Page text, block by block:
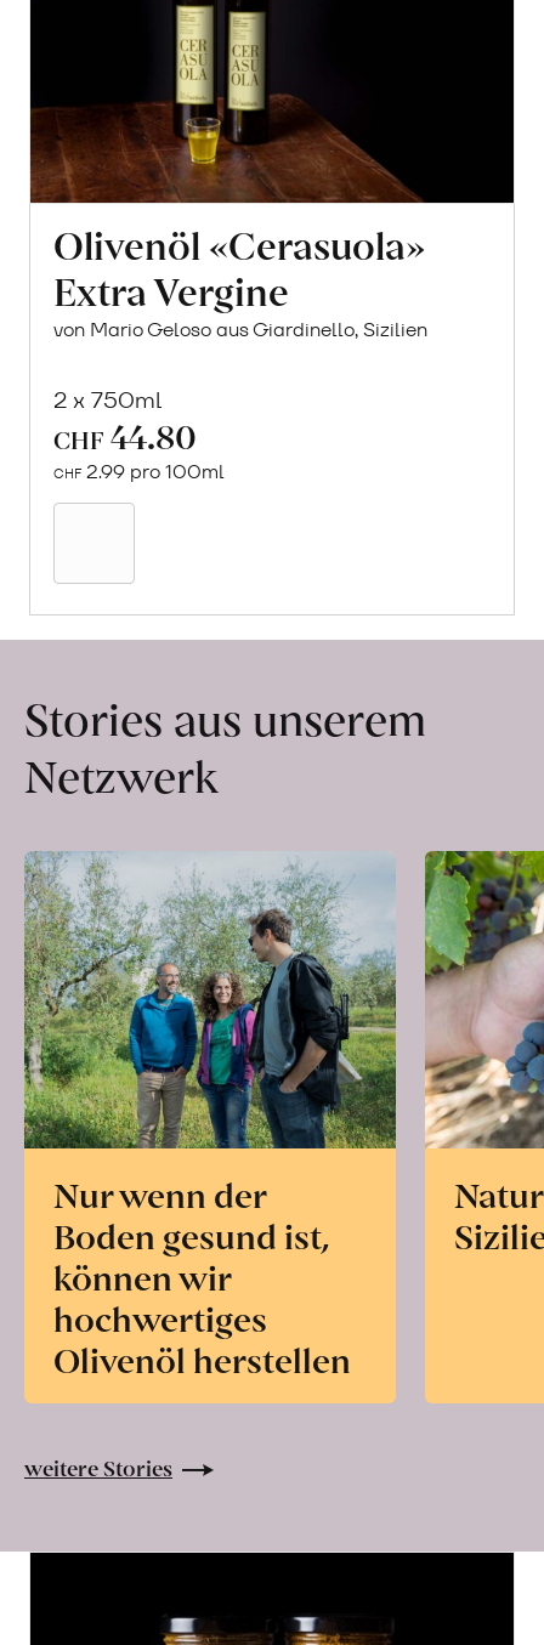
Olivenöl «Cerasuola»
Extra Vergine
von Mario Geloso aus Giardinello, Sizilien
2 x 750ml
CHF 44.80
CHF 2.99 pro 100ml
Stories aus unserem
Netzwerk
Nur wenn der
Boden gesund ist,
können wir
hochwertiges
Olivenöl herstellen
weitere Stories